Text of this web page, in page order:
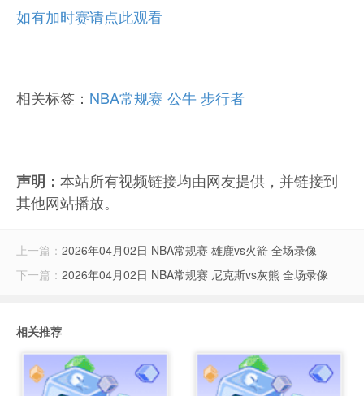
如有加时赛请点此观看
相关标签： NBA常规赛 公牛 步行者
声明： 本站所有视频链接均由网友提供，并链接到
其他网站播放。
上一篇： 2026年04月02日 NBA常规赛 雄鹿vs火箭 全场录像
下一篇： 2026年04月02日 NBA常规赛 尼克斯vs灰熊 全场录像
相关推荐